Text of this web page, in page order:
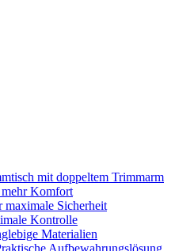
mit doppeltem Trimmarm
Komfort
maximale Sicherheit
Kontrolle
Materialien
Aufbewahrungslösung